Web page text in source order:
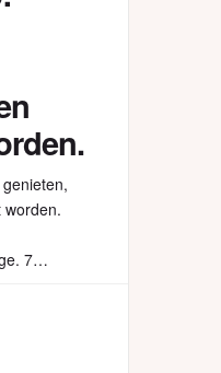
7
10.30 –
105